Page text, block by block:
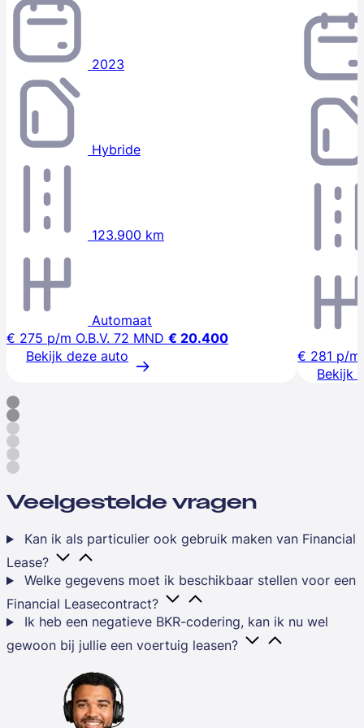
2023
Hybride
123.900 km
Automaat
€ 275 p/m O.B.V. 72 MND € 20.400
Bekijk deze auto
€ 281 p/m
Bekijk
Veelgestelde vragen
Kan ik als particulier ook gebruik maken van Financial
Lease?
Welke gegevens moet ik beschikbaar stellen voor een
Financial Leasecontract?
Ik heb een negatieve BKR-codering, kan ik nu wel
gewoon bij jullie een voertuig leasen?